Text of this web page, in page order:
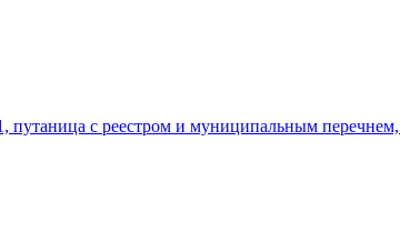
с реестром и муниципальным